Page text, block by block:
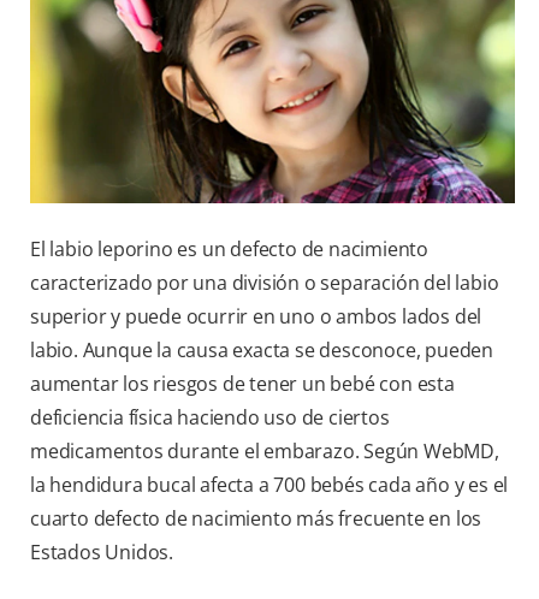
UY (ES)
SUSCRIBITE
El labio leporino es un defecto de nacimiento
caracterizado por una división o separación del labio
superior y puede ocurrir en uno o ambos lados del
labio. Aunque la causa exacta se desconoce, pueden
aumentar los riesgos de tener un bebé con esta
deficiencia física haciendo uso de ciertos
medicamentos durante el embarazo. Según WebMD,
la hendidura bucal afecta a 700 bebés cada año y es el
cuarto defecto de nacimiento más frecuente en los
Estados Unidos.